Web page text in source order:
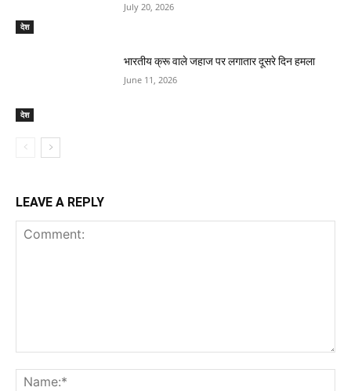
देश
July 20, 2026
देश
भारतीय क्रू वाले जहाज पर लगातार दूसरे दिन हमला
June 11, 2026
LEAVE A REPLY